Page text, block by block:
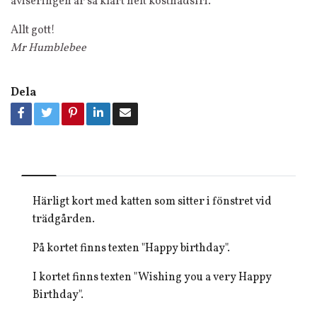
Allt gott!
Mr Humblebee
Dela
Härligt kort med katten som sitter i fönstret vid
trädgården.
På kortet finns texten "Happy birthday".
I kortet finns texten "Wishing you a very Happy
Birthday".